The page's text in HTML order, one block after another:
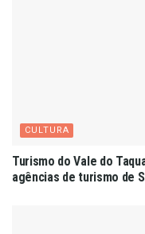
CULTURA
Turismo do Vale do
agências de turismo de